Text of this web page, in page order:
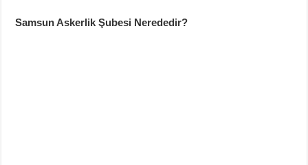
Samsun Askerlik Şubesi Nerededir?